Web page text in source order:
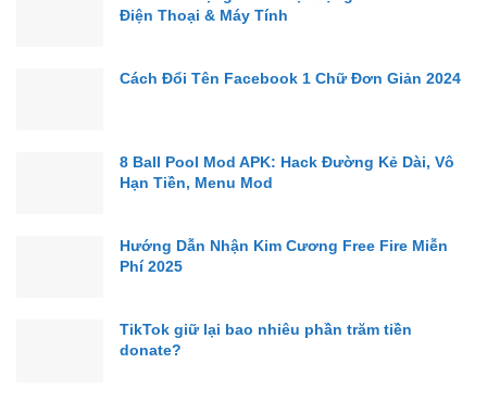
Điện Thoại & Máy Tính
Cách Đổi Tên Facebook 1 Chữ Đơn Giản 2024
8 Ball Pool Mod APK: Hack Đường Kẻ Dài, Vô
Hạn Tiền, Menu Mod
Hướng Dẫn Nhận Kim Cương Free Fire Miễn
Phí 2025
TikTok giữ lại bao nhiêu phần trăm tiền
donate?